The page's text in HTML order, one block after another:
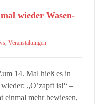
wieder Wasen-
, Veranstaltungen
14. Mal hieß es in
„O’zapft is!“ –
einmal mehr bewiesen,